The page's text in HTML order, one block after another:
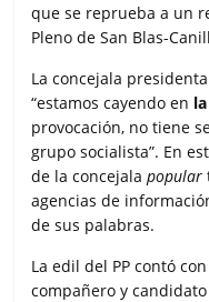
que se reprueba a un
Pleno de San Blas-
La concejala presidenta
“estamos cayendo en
provocación, no tiene
grupo socialista”. En
de la concejalapopular
agencias de
de sus palabras.
La edil del PP contó
compañero y